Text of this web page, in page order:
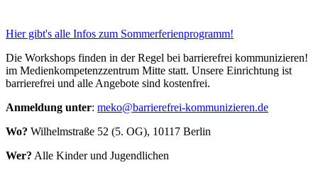
Hier gibt's alle Infos zum Sommerferienprogramm!
Die Workshops finden in der Regel bei barrierefrei kommunizieren!
im Medienkompetenzzentrum Mitte statt. Unsere Einrichtung ist
barrierefrei und alle Angebote sind kostenfrei.
Anmeldung unter: meko@barrierefrei-kommunizieren.de
Wo? Wilhelmstraße 52 (5. OG), 10117 Berlin
Wer? Alle Kinder und Jugendlichen